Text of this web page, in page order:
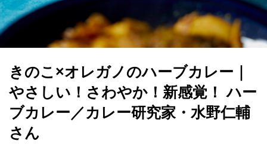
きのこ×オレガノのハーブカレー｜
やさしい！さわやか！新感覚！ ハー
ブカレー／カレー研究家・水野仁輔
さん